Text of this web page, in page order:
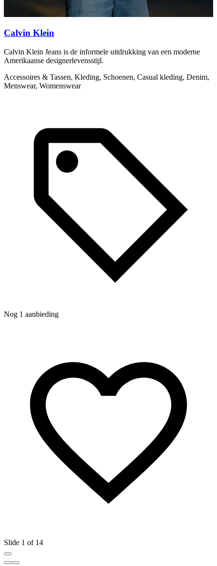
Calvin Klein
Calvin Klein Jeans is de informele uitdrukking van een moderne
Amerikaanse designerlevensstijl.
Accessoires & Tassen, Kleding, Schoenen, Casual kleding, Denim,
Menswear, Womenswear
Nog 1 aanbieding
Slide 1 of 14